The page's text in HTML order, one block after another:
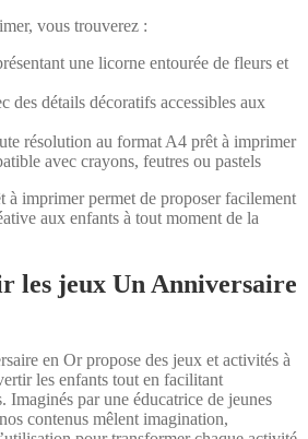
vous trouverez :
une licorne entourée de fleurs et
des détails décoratifs accessibles aux
résolution au format A4 prêt à imprimer
avec crayons, feutres ou pastels
à imprimer permet de proposer facilement
aux enfants à tout moment de la
les jeux Un Anniversaire
en Or propose des jeux et activités à
les enfants tout en facilitant
Imaginés par une éducatrice de jeunes
contenus mêlent imagination,